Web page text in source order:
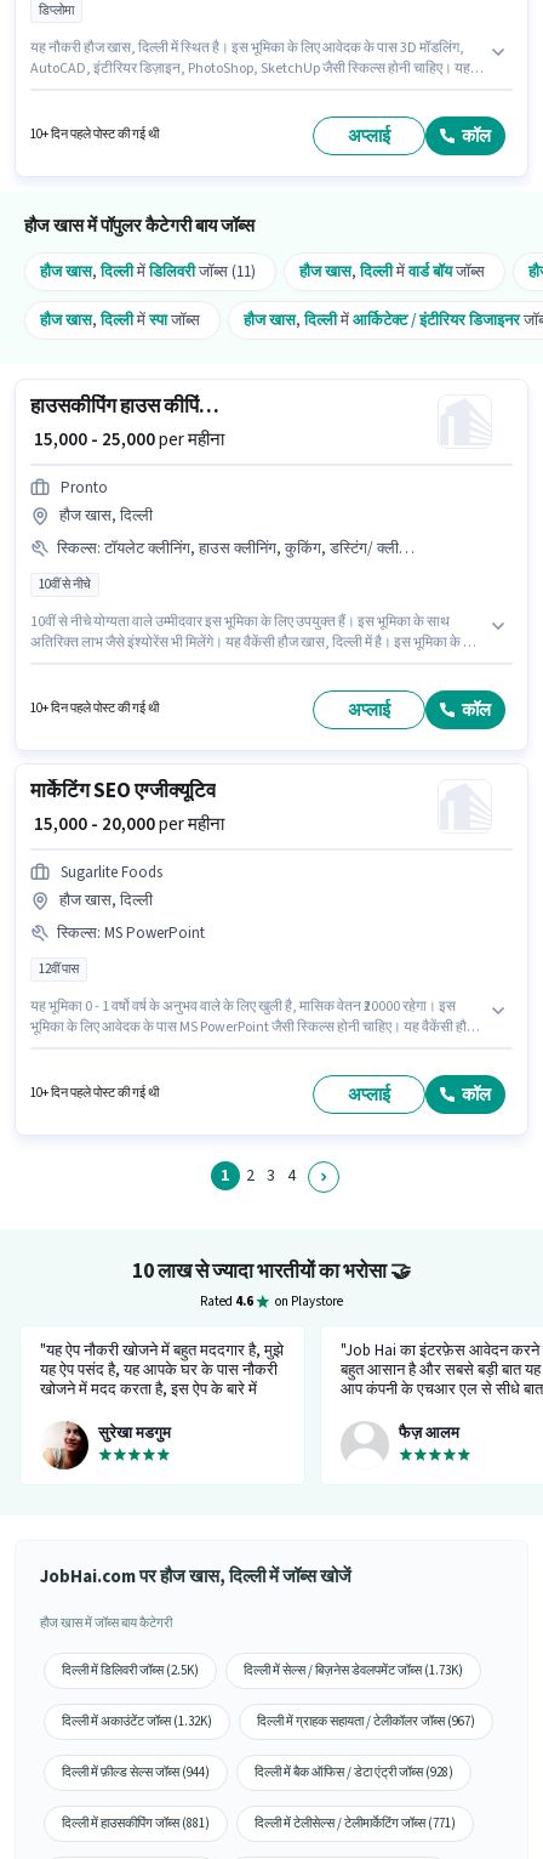
डिप्लोमा
यह नौकरी हौज खास, दिल्ली में स्थित है। इस भूमिका के लिए आवेदक के पास 3D मॉडलिंग,
AutoCAD, इंटीरियर डिज़ाइन, PhotoShop, SketchUp जैसी स्किल्स होनी चाहिए। यह
श्रेणी में 2D/3D इंटीरियर डिजाइनर के रूप में जुड़ें। आवेदकों के पास कम से कम डिप्लोमा
10+ दिन पहले पोस्ट की गई थी अप्लाई कॉल
हौज खास में पॉपुलर कैटेगरी बाय जॉब्स
हौज खास,दिल्लीमेंडिलिवरीजॉब्स (11) हौज खास,दिल्लीमेंवार्ड बॉयजॉब्स
हौज खास,दिल्लीमेंस्पाजॉब्स हौज खास,दिल्लीमेंआर्किटेक्ट / इंटीरियर डिजाइनर
हाउसकीपिंग हाउस कीपिंग स्टाफ
₹ 15,000 - 25,000per महीना
Pronto
हौज खास, दिल्ली
स्किल्स: टॉयलेट क्लीनिंग, हाउस क्लीनिंग, कुकिंग, डस्टिंग/ क्लीनिंग, किचन क्लीनिंग
10वीं से नीचे
10वीं से नीचे योग्यता वाले उम्मीदवार इस भूमिका के लिए उपयुक्त हैं। इस भूमिका के साथ
अतिरिक्त लाभ जैसे इंश्योरेंस भी मिलेंगे। यह वैकेंसी हौज खास, दिल्ली में है। इस भूमिका के लिए
सक्रिय रूप से हायर कर रहा है। इस भूमिका में Fixed वेतन संरचना मिलती है।
10+ दिन पहले पोस्ट की गई थी अप्लाई कॉल
मार्केटिंग SEO एग्जीक्यूटिव
₹ 15,000 - 20,000per महीना
Sugarlite Foods
हौज खास, दिल्ली
स्किल्स: MS PowerPoint
12वीं पास
यह भूमिका 0 - 1 वर्षो वर्ष के अनुभव वाले के लिए खुली है, मासिक वेतन ₹20000 रहेगा। इस
भूमिका के लिए आवेदक के पास MS PowerPoint जैसी स्किल्स होनी चाहिए। यह वैकेंसी हौज
कम 12वीं पास डिग्री या सर्टिफिकेट होना चाहिए।
10+ दिन पहले पोस्ट की गई थी अप्लाई कॉल
1 2 3 4
10 लाख से ज्यादा भारतीयों का भरोसा🤝
Rated 4.6 on Playstore
"यह ऐप नौकरी खोजने में बहुत मददगार है, मुझे
यह ऐप पसंद है, यह आपके घर के पास नौकरी
खोजने में मदद करता है, इस ऐप के बारे में
नौकरी मिली।”सुरेखा मडगुम
"Job Hai का इंटरफ़ेस आवेदन करने
बहुत आसान है और सबसे बड़ी बात यह
आप कंपनी के एचआर एल से सीधे
था, देखते हैं क्या होता है।”
फैज़ आलम
JobHai.com पर हौज खास, दिल्ली में जॉब्स खोजें
हौज खास में जॉब्स बाय कैटेगरी
दिल्ली में डिलिवरी जॉब्स (2.5K) दिल्ली में सेल्स / बिज़नेस डेवलपमेंट जॉब्स (1.73K)
दिल्ली में अकाउंटेंट जॉब्स (1.32K) दिल्ली में ग्राहक सहायता / टेलीकॉलर जॉब्स (967)
दिल्ली में फ़ील्ड सेल्स जॉब्स (944) दिल्ली में बैक ऑफिस / डेटा एंट्री जॉब्स (928)
दिल्ली में हाउसकीपिंग जॉब्स (881) दिल्ली में टेलीसेल्स / टेलीमार्केटिंग जॉब्स (771)